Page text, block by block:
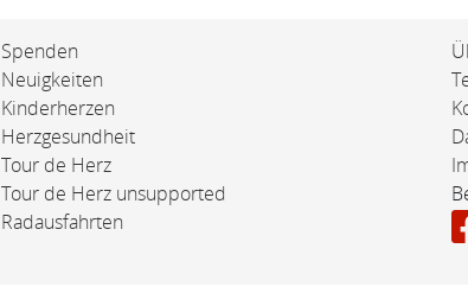
Spenden
Neuigkeiten
Kinderherzen
Herzgesundheit
Tour de Herz
Tour de Herz unsupported
Radausfahrten